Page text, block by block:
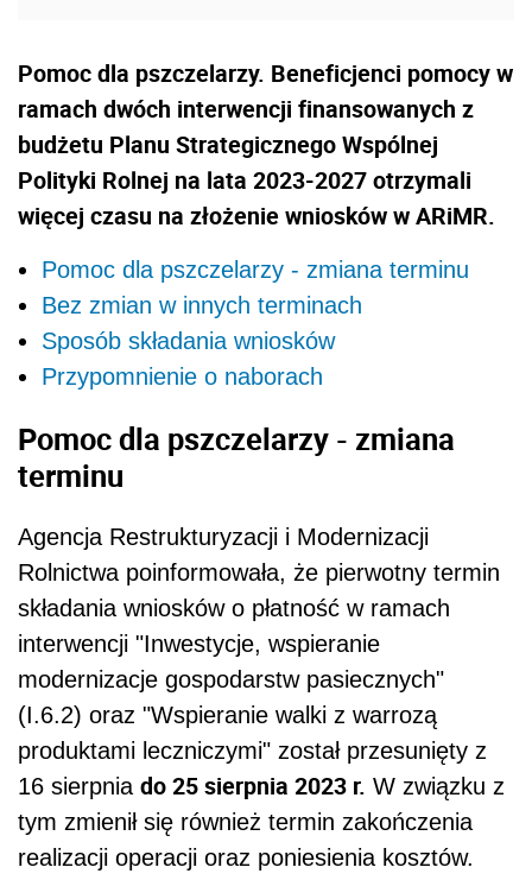
Pomoc dla pszczelarzy. Beneficjenci pomocy w
ramach dwóch interwencji finansowanych z
budżetu Planu Strategicznego Wspólnej
Polityki Rolnej na lata 2023-2027 otrzymali
więcej czasu na złożenie wniosków w ARiMR.
Pomoc dla pszczelarzy - zmiana terminu
Bez zmian w innych terminach
Sposób składania wniosków
Przypomnienie o naborach
Pomoc dla pszczelarzy - zmiana
terminu
Agencja Restrukturyzacji i Modernizacji
Rolnictwa poinformowała, że pierwotny termin
składania wniosków o płatność w ramach
interwencji "Inwestycje, wspieranie
modernizacje gospodarstw pasiecznych"
(I.6.2) oraz "Wspieranie walki z warrozą
produktami leczniczymi" został przesunięty z
16 sierpnia do 25 sierpnia 2023 r. W związku z
tym zmienił się również termin zakończenia
realizacji operacji oraz poniesienia kosztów.